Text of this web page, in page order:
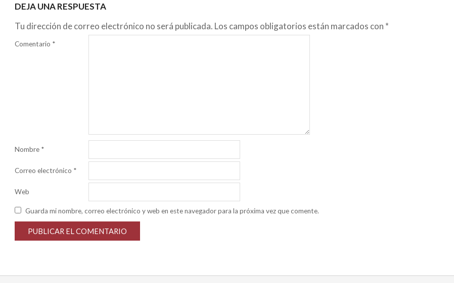
DEJA UNA RESPUESTA
Tu dirección de correo electrónico no será publicada. Los campos obligatorios están marcados con *
Comentario *
Nombre *
Correo electrónico *
Web
Guarda mi nombre, correo electrónico y web en este navegador para la próxima vez que comente.